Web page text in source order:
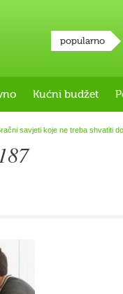
popularno
Kućni budžet
savjeti koje ne treba shvatiti